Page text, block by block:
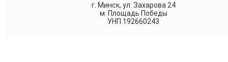
г. Минск, ул. Захарова 24
м. Площадь Победы
УНП 192660243